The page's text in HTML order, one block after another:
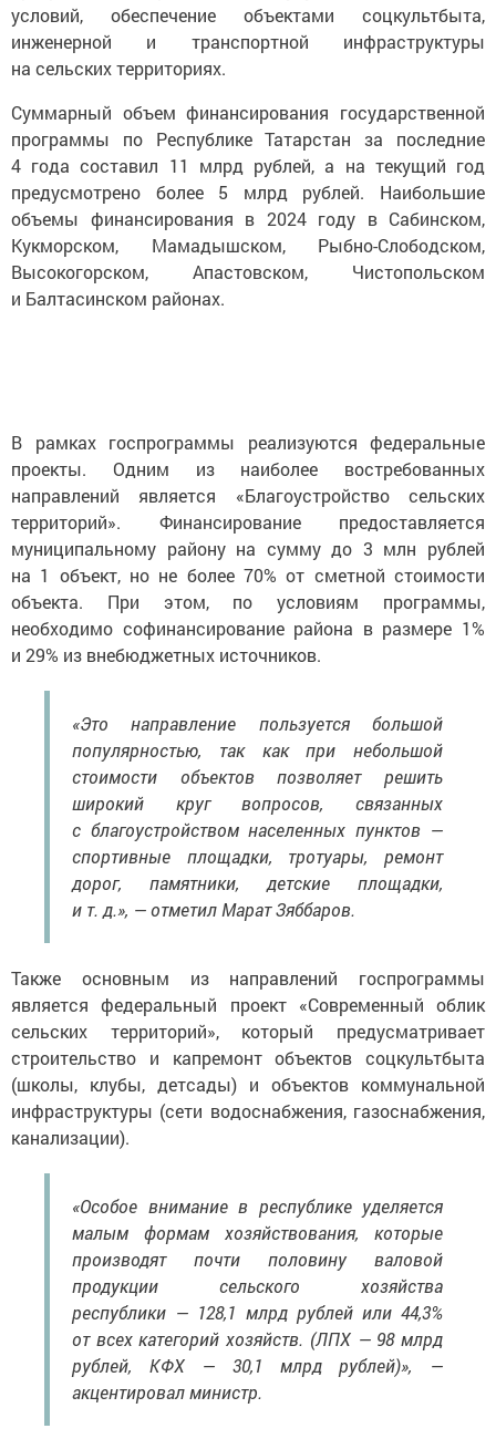
условий, обеспечение объектами соцкультбыта,
инженерной и транспортной инфраструктуры
на сельских территориях.
Суммарный объем финансирования государственной
программы по Республике Татарстан за последние
4 года составил 11 млрд рублей, а на текущий год
предусмотрено более 5 млрд рублей. Наибольшие
объемы финансирования в 2024 году в Сабинском,
Кукморском, Мамадышском, Рыбно-Слободском,
Высокогорском, Апастовском, Чистопольском
и Балтасинском районах.
В рамках госпрограммы реализуются федеральные
проекты. Одним из наиболее востребованных
направлений является «Благоустройство сельских
территорий». Финансирование предоставляется
муниципальному району на сумму до 3 млн рублей
на 1 объект, но не более 70% от сметной стоимости
объекта. При этом, по условиям программы,
необходимо софинансирование района в размере 1%
и 29% из внебюджетных источников.
«Это направление пользуется большой
популярностью, так как при небольшой
стоимости объектов позволяет решить
широкий круг вопросов, связанных
с благоустройством населенных пунктов —
спортивные площадки, тротуары, ремонт
дорог, памятники, детские площадки,
и т. д.», — отметил Марат Зяббаров.
Также основным из направлений госпрограммы
является федеральный проект «Современный облик
сельских территорий», который предусматривает
строительство и капремонт объектов соцкультбыта
(школы, клубы, детсады) и объектов коммунальной
инфраструктуры (сети водоснабжения, газоснабжения,
канализации).
«Особое внимание в республике уделяется
малым формам хозяйствования, которые
производят почти половину валовой
продукции сельского хозяйства
республики — 128,1 млрд рублей или 44,3%
от всех категорий хозяйств. (ЛПХ — 98 млрд
рублей, КФХ — 30,1 млрд рублей)», —
акцентировал министр.